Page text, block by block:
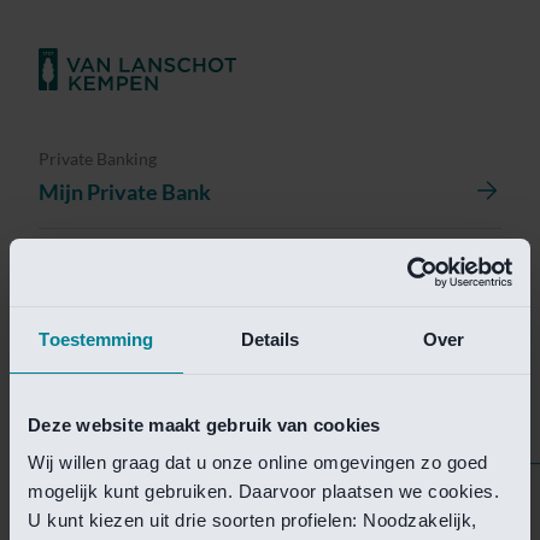
Toestemming Details Over
Deze website maakt gebruik van cookies
Wij willen graag dat u onze online omgevingen zo goed
mogelijk kunt gebruiken. Daarvoor plaatsen we cookies.
U kunt kiezen uit drie soorten profielen: Noodzakelijk,
Private Banking
Mijn Private Bank
Helaas is deze pagina